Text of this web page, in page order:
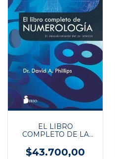
EL LIBRO
COMPLETO DE LA
$43.700,00